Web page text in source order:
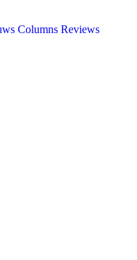
Columns Reviews